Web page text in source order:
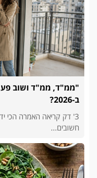
"ממ"ד, ממ"ד ושוב
ב-2026?
חשובים...